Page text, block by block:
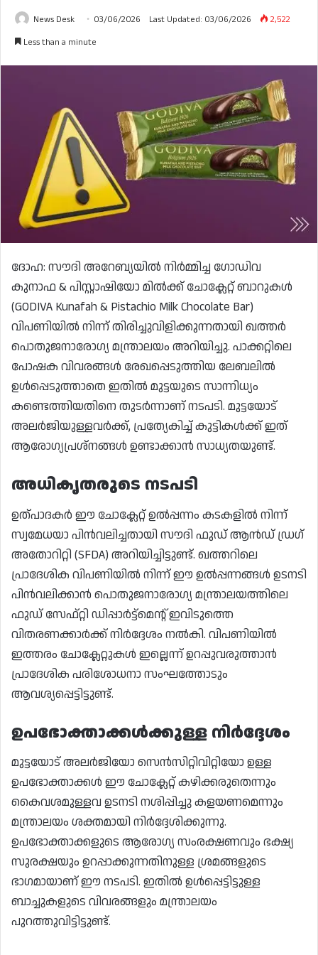
News Desk 03/06/2026 Last Updated: 03/06/2026
2,522
Less than a minute
ദോഹ: സൗദി അറേബ്യയിൽ നിർമ്മിച്ച ഗോഡിവ
കുനാഫ & പിസ്റ്റാഷിയോ മിൽക്ക് ചോക്ലേറ്റ് ബാറുകൾ
(GODIVA Kunafah & Pistachio Milk Chocolate Bar)
വിപണിയിൽ നിന്ന് തിരിച്ചുവിളിക്കുന്നതായി ഖത്തർ
പൊതുജനാരോഗ്യ മന്ത്രാലയം അറിയിച്ചു. പാക്കറ്റിലെ
പോഷക വിവരങ്ങൾ രേഖപ്പെടുത്തിയ ലേബലിൽ
ഉൾപ്പെടുത്താതെ ഇതിൽ മുട്ടയുടെ സാന്നിധ്യം
കണ്ടെത്തിയതിനെ തുടർന്നാണ് നടപടി. മുട്ടയോട്
അലർജിയുള്ളവർക്ക്, പ്രത്യേകിച്ച് കുട്ടികൾക്ക് ഇത്
ആരോഗ്യപ്രശ്നങ്ങൾ ഉണ്ടാക്കാൻ സാധ്യതയുണ്ട്.
അധികൃതരുടെ നടപടി
ഉത്പാദകർ ഈ ചോക്ലേറ്റ് ഉൽപ്പന്നം കടകളിൽ നിന്ന്
സ്വമേധയാ പിൻവലിച്ചതായി സൗദി ഫുഡ് ആൻഡ് ഡ്രഗ്
അതോറിറ്റി (SFDA) അറിയിച്ചിട്ടുണ്ട്. ഖത്തറിലെ
പ്രാദേശിക വിപണിയിൽ നിന്ന് ഈ ഉൽപ്പന്നങ്ങൾ ഉടനടി
പിൻവലിക്കാൻ പൊതുജനാരോഗ്യ മന്ത്രാലയത്തിലെ
ഫുഡ് സേഫ്റ്റി ഡിപ്പാർട്ട്മെന്റ് ഇവിടുത്തെ
വിതരണക്കാർക്ക് നിർദ്ദേശം നൽകി. വിപണിയിൽ
ഇത്തരം ചോക്ലേറ്റുകൾ ഇല്ലെന്ന് ഉറപ്പുവരുത്താൻ
പ്രാദേശിക പരിശോധനാ സംഘത്തോടും
ആവശ്യപ്പെട്ടിട്ടുണ്ട്.
ഉപഭോക്താക്കൾക്കുള്ള നിർദ്ദേശം
മുട്ടയോട് അലർജിയോ സെൻസിറ്റിവിറ്റിയോ ഉള്ള
ഉപഭോക്താക്കൾ ഈ ചോക്ലേറ്റ് കഴിക്കരുതെന്നും
കൈവശമുള്ളവ ഉടനടി നശിപ്പിച്ചു കളയണമെന്നും
മന്ത്രാലയം ശക്തമായി നിർദ്ദേശിക്കുന്നു.
ഉപഭോക്താക്കളുടെ ആരോഗ്യ സംരക്ഷണവും ഭക്ഷ്യ
സുരക്ഷയും ഉറപ്പാക്കുന്നതിനുള്ള ശ്രമങ്ങളുടെ
ഭാഗമായാണ് ഈ നടപടി. ഇതിൽ ഉൾപ്പെട്ടിട്ടുള്ള
ബാച്ചുകളുടെ വിവരങ്ങളും മന്ത്രാലയം
പുറത്തുവിട്ടിട്ടുണ്ട്.